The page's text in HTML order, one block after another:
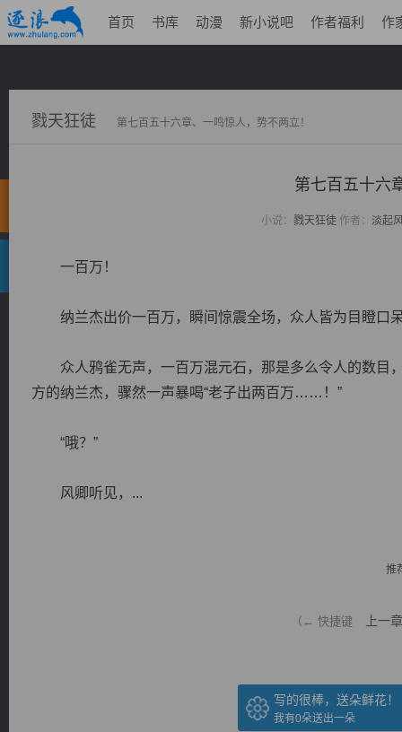
首页 书库 动漫 新小说吧 作者福利 作
戮天狂徒 第七百五十六章、一鸣惊人，势不两立！
第七百五十六
小说： 戮天狂徒作者： 淡起
一百万！
纳兰杰出价一百万，瞬间惊震全场，众人皆为目瞪口
众人鸦雀无声，一百万混元石，那是多么令人的数目
方的纳兰杰，骤然一声暴喝“老子出两百万……！”
“哦？”
风卿听见，...
推
（← 快捷键 上一章
写的很棒，送朵鲜花！
我有0朵送出一朵